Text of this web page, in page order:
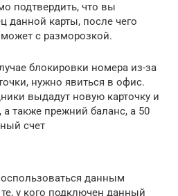
подтвердить, что вы
данной карты, после чего
с разморозкой.
блокировки номера из-за
нужно явиться в офис.
выдадут новую карточку и
а также прежний баланс, а 50
счет
данным
у кого подключен данный